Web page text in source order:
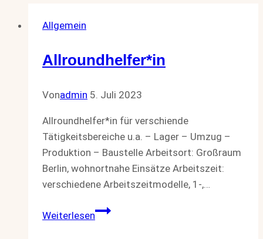
Allgemein
Allroundhelfer*in
Vonadmin 5. Juli 2023
Allroundhelfer*in für verschiende
Tätigkeitsbereiche u.a. – Lager – Umzug –
Produktion – Baustelle Arbeitsort: Großraum
Berlin, wohnortnahe Einsätze Arbeitszeit:
verschiedene Arbeitszeitmodelle, 1-,…
WeiterlesenAllroundhelfer*in